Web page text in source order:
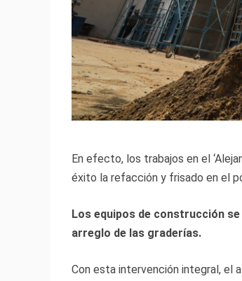
En efecto, los trabajos en el
éxito la refacción y frisado en el
Los equipos de construcción
arreglo de las graderías.
Con esta intervención integral, el